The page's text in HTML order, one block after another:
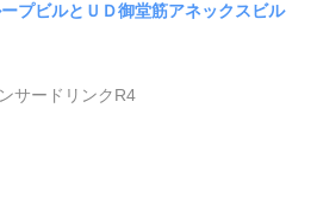
プビルとＵＤ御堂筋アネックスビル
サードリンクR4